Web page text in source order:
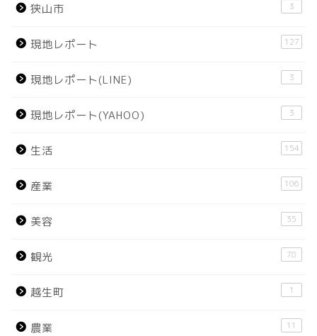
狭山市 3
現地レポート 127
現地レポート(LINE) 3
現地レポート(YAHOO) 3
生活 154
産業 106
美容 35
観光 78
越生町 1
農業 11